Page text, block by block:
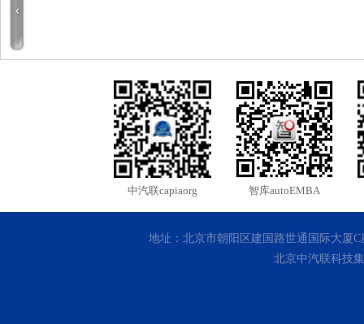
中汽联capiaorg 智库autoEMBA
地址：北京市朝阳区建国路世通国际大厦C
北京中汽联科技